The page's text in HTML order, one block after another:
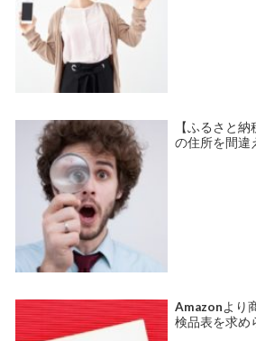
【ふるさと
の住所を間違
Amazonより
検品表を求め